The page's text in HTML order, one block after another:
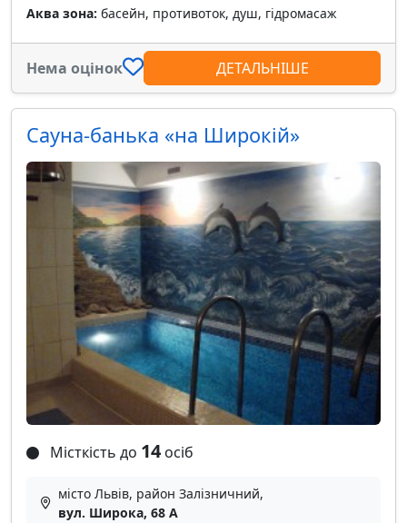
Аква зона: басейн, противоток, душ, гідромасаж
Нема оцінок ДЕТАЛЬНІШЕ
Сауна-банька «на Широкій»
Місткість до 14 осіб
місто Львів, район Залізничний,
вул. Широка, 68 А